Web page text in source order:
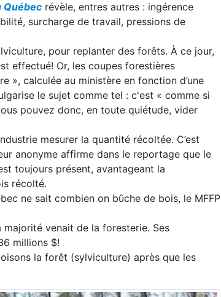
Québec révèle, entres autres : ingérence
surcharge de travail, pressions de
pour replanter des forêts. À ce jour,
effectué! Or, les coupes forestières
», calculée au ministère en fonction d’une
le sujet comme tel : c'est « comme si
pouvez donc, en toute quiétude, vider
mesurer la quantité récoltée. C’est
anonyme affirme dans le reportage que le
toujours présent, avantageant la
récolté.
ne sait combien on bûche de bois, le MFFP
venait de la foresterie. Ses
millions $!
la forêt (sylviculture) après que les